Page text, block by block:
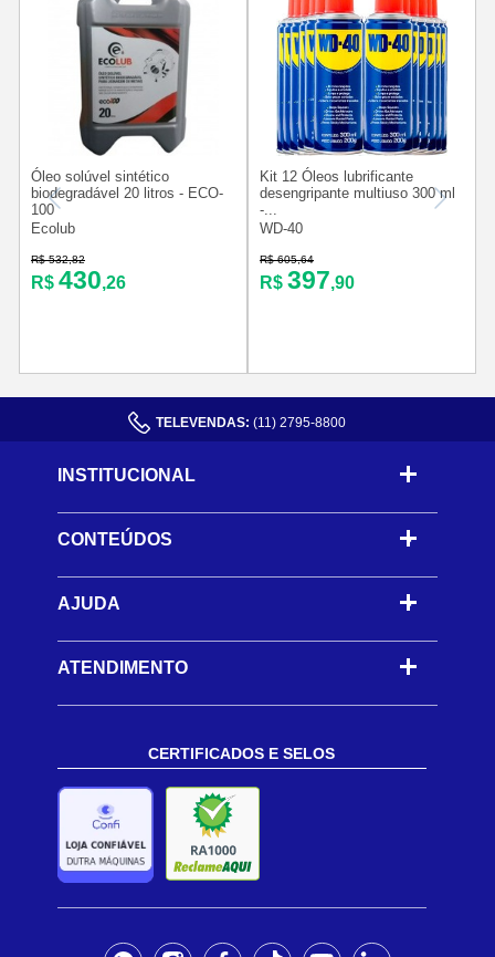
Óleo solúvel sintético
biodegradável 20 litros - ECO-
100
Ecolub
R$ 532,82
R$ 430,26
Kit 12 Óleos lubrificante
desengripante multiuso 300 ml
-...
WD-40
R$ 605,64
R$ 397,90
TELEVENDAS: (11) 2795-8800
INSTITUCIONAL
CONTEÚDOS -
AJUDA -
ATENDIMENTO
CERTIFICADOS E SELOS